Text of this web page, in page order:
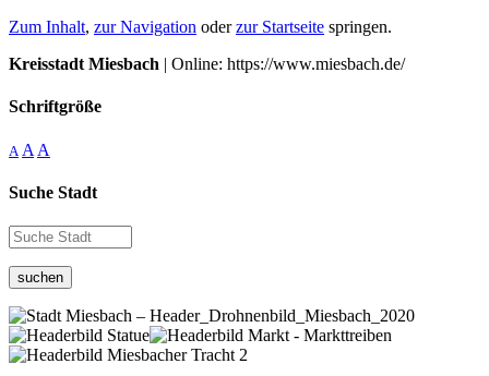
Zum Inhalt, zur Navigation oderzur Startseite springen.
Kreisstadt Miesbach | Online: https://www.miesbach.de/
Schriftgröße
A A A
Suche Stadt
suchen